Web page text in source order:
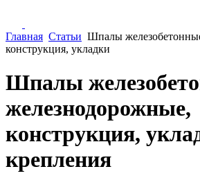
Главная Статьи Шпалы
конструкция, укладки
Шпалы
железнодорожные,
конструкция,
крепления